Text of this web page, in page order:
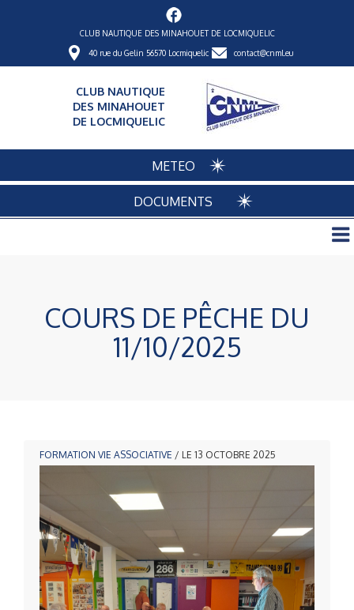
CLUB NAUTIQUE DES MINAHOUET DE LOCMIQUELIC
40 rue du Gelin 56570 Locmiquelic contact@cnml.eu
CLUB NAUTIQUE
DES MINAHOUET
DE LOCMIQUELIC
METEO
DOCUMENTS
COURS DE PÊCHE DU
11/10/2025
FORMATION VIE ASSOCIATIVE / LE 13 OCTOBRE 2025